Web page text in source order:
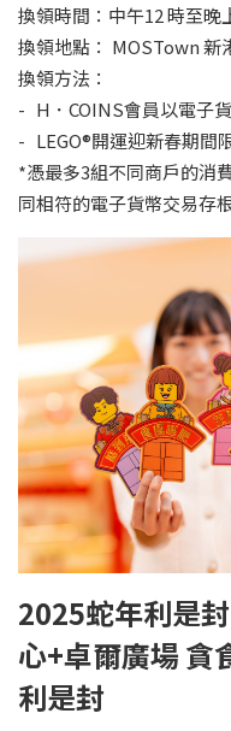
換領時間：中午12 時至晚
換領地點： MOSTown 新
換領方法：
- H．COINS會員以電子
- LEGO®開運迎新春期間
*憑最多3組不同商戶的消
同相符的電子貨幣交易存
2025蛇年利是
心+卓爾廣場 貪
利是封